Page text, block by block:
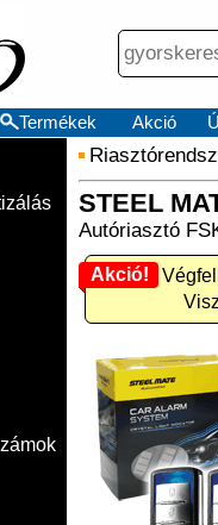
Termékek Akció
STEEL
Autóriasztó
Akció!
Akció!